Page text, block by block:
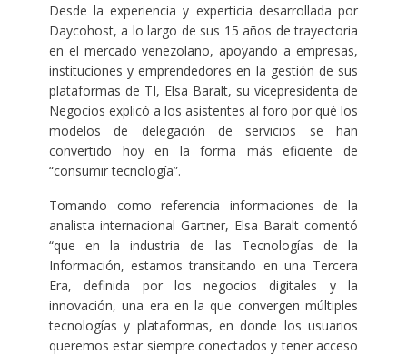
Desde la experiencia y experticia desarrollada por
Daycohost, a lo largo de sus 15 años de trayectoria
en el mercado venezolano, apoyando a empresas,
instituciones y emprendedores en la gestión de sus
plataformas de TI, Elsa Baralt, su vicepresidenta de
Negocios explicó a los asistentes al foro por qué los
modelos de delegación de servicios se han
convertido hoy en la forma más eficiente de
“consumir tecnología”.
Tomando como referencia informaciones de la
analista internacional Gartner, Elsa Baralt comentó
“que en la industria de las Tecnologías de la
Información, estamos transitando en una Tercera
Era, definida por los negocios digitales y la
innovación, una era en la que convergen múltiples
tecnologías y plataformas, en donde los usuarios
queremos estar siempre conectados y tener acceso